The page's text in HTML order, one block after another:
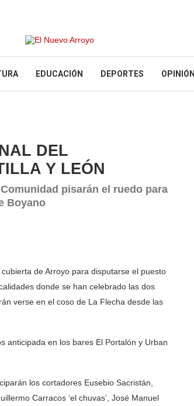
EDUCACIÓN DEPORTES OPINIÓN
DEL
Y LEÓN
pisarán el ruedo para
Boyano
de Arroyo para disputarse el puesto
donde se han celebrado las dos
verse en el coso de La Flecha desde las
anticipada en los bares El Portalón y Urban
los cortadores Eusebio Sacristán,
Carracos ‘el chuvas’, José Manuel